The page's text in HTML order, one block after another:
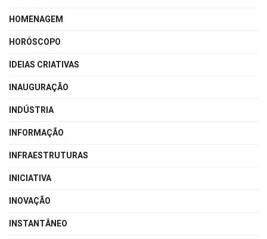
HOMENAGEM
HORÓSCOPO
IDEIAS CRIATIVAS
INAUGURAÇÃO
INDÚSTRIA
INFORMAÇÃO
INFRAESTRUTURAS
INICIATIVA
INOVAÇÃO
INSTANTÂNEO